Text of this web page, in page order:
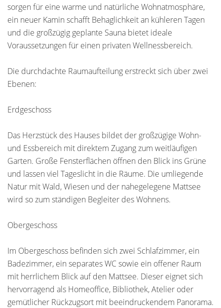
sorgen für eine warme und natürliche Wohnatmosphäre,
ein neuer Kamin schafft Behaglichkeit an kühleren Tagen
und die großzügig geplante Sauna bietet ideale
Voraussetzungen für einen privaten Wellnessbereich.
Die durchdachte Raumaufteilung erstreckt sich über zwei
Ebenen:
Erdgeschoss
Das Herzstück des Hauses bildet der großzügige Wohn-
und Essbereich mit direktem Zugang zum weitläufigen
Garten. Große Fensterflächen öffnen den Blick ins Grüne
und lassen viel Tageslicht in die Räume. Die umliegende
Natur mit Wald, Wiesen und der nahegelegene Mattsee
wird so zum ständigen Begleiter des Wohnens.
Obergeschoss
Im Obergeschoss befinden sich zwei Schlafzimmer, ein
Badezimmer, ein separates WC sowie ein offener Raum
mit herrlichem Blick auf den Mattsee. Dieser eignet sich
hervorragend als Homeoffice, Bibliothek, Atelier oder
gemütlicher Rückzugsort mit beeindruckendem Panorama.